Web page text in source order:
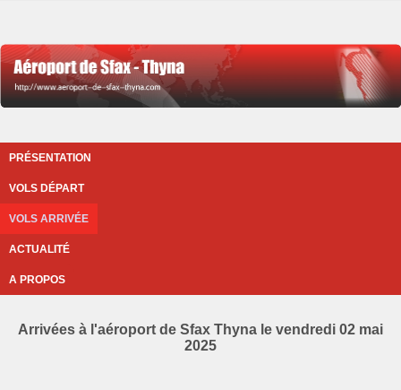
PRÉSENTATION
VOLS DÉPART
VOLS ARRIVÉE
ACTUALITÉ
A PROPOS
Arrivées à l'aéroport de Sfax Thyna le vendredi 02 mai
2025